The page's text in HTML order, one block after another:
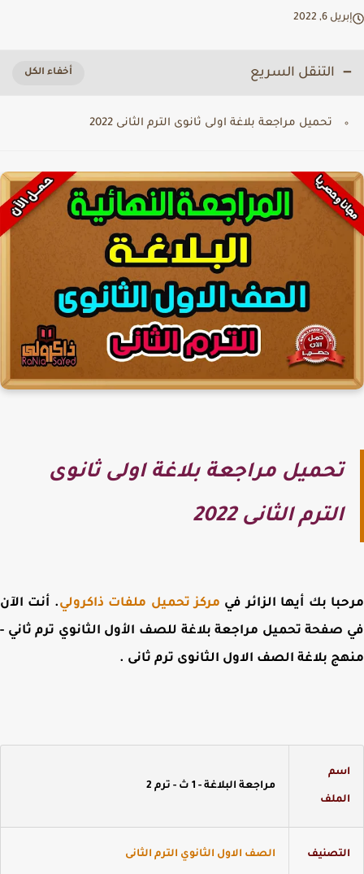
6, 2022
التنقل السريع
تحميل مراجعة بلاغة اولى ثانوى الترم الثانى 2022
تحميل مراجعة بلاغة اولى ثانوى
الترم الثانى 2022
بك أيها الزائر فيمركز تحميل ملفات ذاكرولي. أنت الآن
صفحةتحميل مراجعة بلاغة للصف الأول الثانوي ترم ثاني -
بلاغة الصف الاول الثانوى ترم ثانى .
اسم
الملف
مراجعة البلاغة - 1 ث - ترم 2
التصنيف الصف الاول الثانوي الترم الثانى